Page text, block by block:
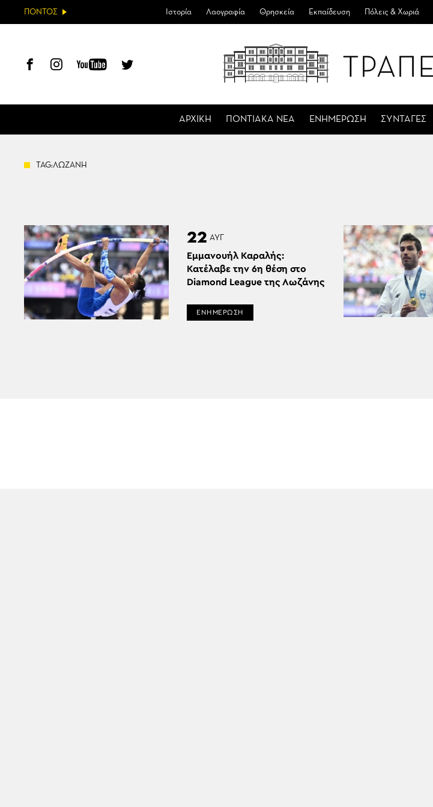
ΠΟΝΤΟΣ Ιστορία Λαογραφία Θρησκεία Εκπαίδευση Πόλεις & Χωριά
ΑΡΧΙΚΗ ΠΟΝΤΙΑΚΑ ΝΕΑ ΕΝΗΜΕΡΩΣΗ ΣΥΝΤΑΓΕΣ
TAG:ΛΩΖΑΝΗ
22 ΑΥΓ
Εμμανουήλ Καραλής:
Κατέλαβε την 6η θέση στο
Diamond League της Λωζάνης
ΕΝΗΜΕΡΩΣΗ